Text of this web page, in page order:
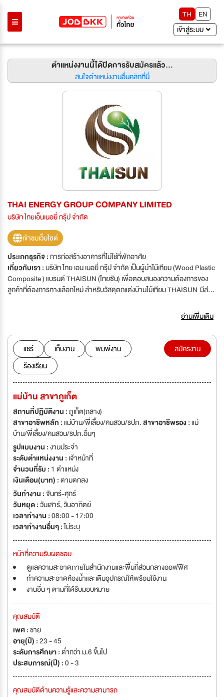
TH
EN
เข้าสู่ระบบ
ตำแหน่งงานนี้ได้ปิดการรับสมัครแล้ว...
สนใจตำแหน่งงานอื่นคลิกที่นี่
THAI ENERGY GROUP COMPANY LIMITED
บริษัท ไทยเอ็นเนอยี่ กรุ๊ป จำกัด
เข้าชมเว็บไซต์
ประเภทธุรกิจ :การก่อสร้างอาคารที่ไม่ใช่ที่พักอาศัย
เกี่ยวกับเรา :บริษัท ไทย เอน เนอยี่ กรุ๊ป จำกัด เป็นผู้นำไม้เทียม (Wood Plastic
Composite ) แบรนด์ THAISUN (ไทยซัน) เพื่อตอบสนองความต้องการของ
ลูกค้าที่ต้องการทางเลือกใหม่ สำหรับวัสดุตกแต่งบ้านไม้เทียม THAISUN มีส่วน
ต่างๆอาทิเช่น ไม้พื้น ไม้ผนัง ไม้รั้ว ไม้ระแนง ซุ้มระแนง ราวกันตก และ สินค้า DIY
ป่าอีกทั้งยังดูแลรักษาง่ายปลอดภัยต่อผู้ใช้งาน 100% โดย ปราศจากแร่ใยหิน
และสารเคมีกันปลวกซึ่งไม้เทียม THAISUN นั้นได้รับรองมาตราฐานจาก Forest
Stewardship Council (FSC)* เพื่อแสดงการคำนึงถึงสิ่งแวดล้อมในตั้งแต่กระ
บวนเลือกวัถุดิบ และการผลิตไปจนถึงผลิตภัณฑ์ที่จัดจำหน่ายให้กับลูกค้า ไม้
เทียม THAISUN ทนต่อสภาวะอากาศประเทศได้เป็นอย่างดีไม่ว่าจะเป็นแสงแดด
ฝน และความชื้นที่แตกต่างกันในภูมิภาคต่างๆของประเทศไทย แข็งแรง ทนทาน
ปลวกมอดไม่กิน ไม่ต้องทาสี ไม่ผุกร่อน ประหยัดค่าดูแลรักษา และไม้เทียม
THAISUN ง่ายต่อการดูแลรักษาเพียงทำความสะอาดด้วยน้ำยาทำความ
สะอาดทั่วไปและเช็ดให้แห้ง หากหมั่นทำความสะอาดแล้วนั้นสามารถมีอายุการใช้
งานได้ยาวนานถึง 15-20 ปี** รวมไปถึง THAISUN นั้นพร้อมด้วยทีมงานติดตั้ง
และออกแบบ โดยทีมงานของบริษัทเอง และรองรับประกันการติดตั้งยาวนานถึง 2
ปี** เช่นเดียวกัน ไม้เทียม THAISUN มีจำหน่ายทั่วไป เช่น โฮมโปร เมกาโฮม บุญ
ถาวร ไทวัสดุ ฯลฯ และโครงการสำคัญต่างๆ เช่น เอเซียทีค หมู่บ้านแลนด์แอนด์
เฮาส์ SC Assets โรงเรียนนานาชาติ Novotel Phuket Anantara Trang ฯลฯ
http://www.thaisun.co.th
อ่านเพิ่มเติม
แชร์ เก็บงาน
พิมพ์งาน
ร้องเรียน
สมัครงาน
แม่บ้าน สาขาภูเก็ต
สถานที่ปฏิบัติงาน :ภูเก็ต(ถลาง)
สาขาอาชีพหลัก :แม่บ้าน/พี่เลี้ยง/คนสวน/รปภ.สาขาอาชีพรอง :แม่
บ้าน/พี่เลี้ยง/คนสวน/รปภ.อื่นๆ
รูปแบบงาน :งานประจำ
ระดับตำแหน่งงาน : เจ้าหน้าที่
จำนวนที่รับ : 1 ตำแหน่ง
เงินเดือน(บาท) :ตามตกลง
วันทำงาน :จันทร์-ศุกร์
วันหยุด :วันเสาร์,วันอาทิตย์
เวลาทำงาน :08:00 - 17:00
เวลาทำงานอื่นๆ :ไม่ระบุ
หน้าที่ความรับผิดชอบ
ดูแลความสะอาดภายในสำนักงานและพื้นที่ส่วนกลางออฟฟิศ
ทำความสะอาดห้องน้ำและเติมอุปกรณ์ให้พร้อมใช้งาน
งานอื่น ๆ ตามที่ได้รับมอบหมาย
คุณสมบัติ
เพศ :ชาย
อายุ(ปี) :23 - 45
ระดับการศึกษา :ต่ำกว่า ม.6 ขึ้นไป
ประสบการณ์(ปี) :0 - 3
คุณสมบัติด้านความรู้และความสามารถ